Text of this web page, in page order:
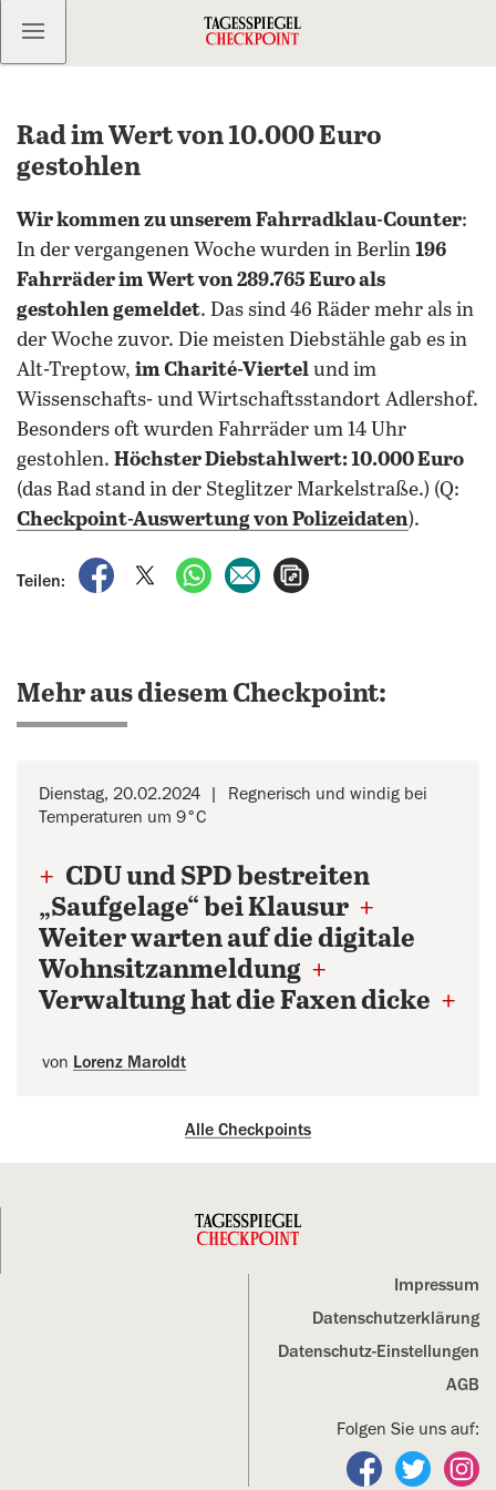
Kostenlos anmelden
Rad im Wert von 10.000 Euro
gestohlen
Wir kommen zu unserem Fahrradklau-Counter:
In der vergangenen Woche wurden in Berlin 196
Fahrräder im Wert von 289.765 Euro als
gestohlen gemeldet. Das sind 46 Räder mehr als in
der Woche zuvor. Die meisten Diebstähle gab es in
Alt-Treptow, im Charité-Viertel und im
Wissenschafts- und Wirtschaftsstandort Adlershof.
Besonders oft wurden Fahrräder um 14 Uhr
gestohlen. Höchster Diebstahlwert: 10.000 Euro
(das Rad stand in der Steglitzer Markelstraße.) (Q:
Checkpoint-Auswertung von Polizeidaten).
Teilen:
auf Facebook teilen
auf X teilenper WhatsApp teilen
per E-Mail teilen
Mehr aus diesem Checkpoint:
Dienstag, 20.02.2024
Regnerisch und windig bei
Temperaturen um 9°C
+ CDU und SPD bestreiten
„Saufgelage“ bei Klausur +
Weiter warten auf die digitale
Wohnsitzanmeldung +
Verwaltung hat die Faxen dicke +
von Lorenz Maroldt
Alle Checkpoints
Impressum
Datenschutz­erklärung
Datenschutz-Einstellungen
AGB
Folgen Sie uns auf:
Folgen Sie